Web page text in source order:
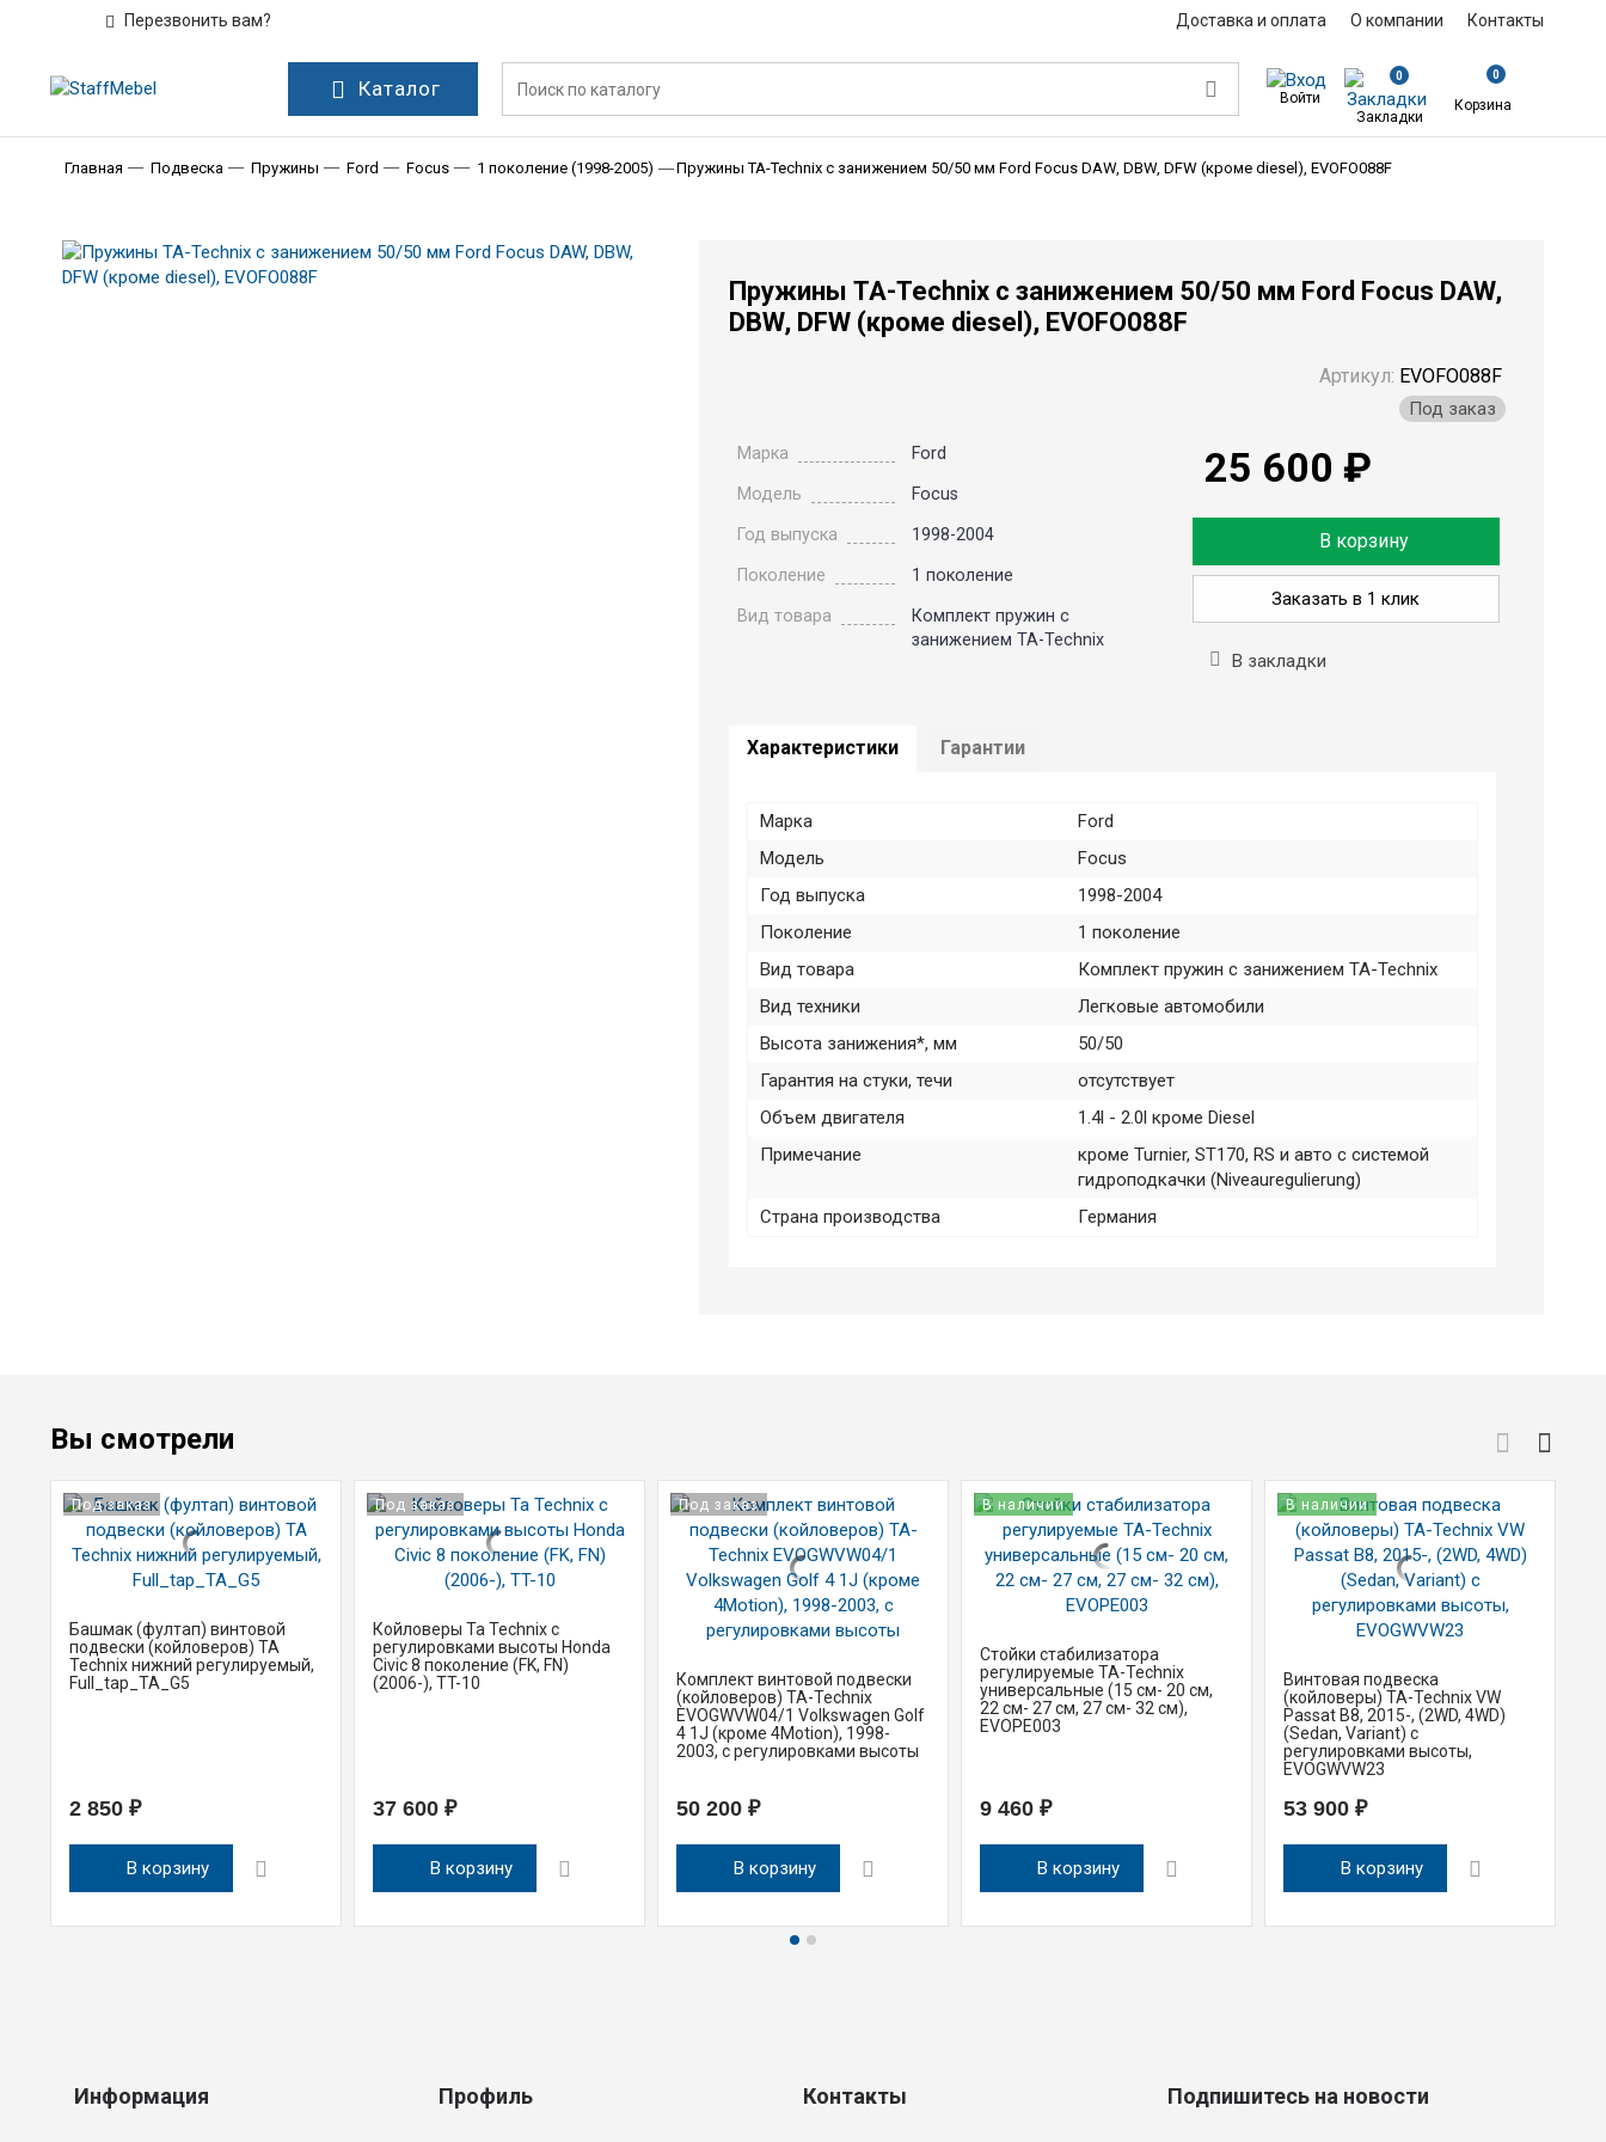
Перезвонить вам? Доставка и оплата О компании Контакты
Каталог Войти
0
Закладки
0
Корзина
Главная Подвеска Пружины Ford Focus 1 поколение (1998-2005) Пружины TA-Technix с занижением 50/50 мм Ford Focus DAW, DBW, DFW (кроме diesel), EVOFO088F
Пружины TA-Technix с занижением 50/50 мм Ford Focus DAW,
DBW, DFW (кроме diesel), EVOFO088F
Марка
Ford
Модель
Focus
Год выпуска
1998-2004
Поколение
1 поколение
Вид товара
Комплект пружин с
занижением TA-Technix
Артикул: EVOFO088F
Под заказ
25 600 ₽
В корзину
Заказать в 1 клик
В закладки
Характеристики Гарантии
Марка
Ford
Модель
Focus
Год выпуска
1998-2004
Поколение
1 поколение
Вид товара
Комплект пружин с занижением TA-Technix
Вид техники
Легковые автомобили
Высота занижения*, мм
50/50
Гарантия на стуки, течи
отсутствует
Объем двигателя
1.4l - 2.0l кроме Diesel
Примечание
кроме Turnier, ST170, RS и авто с системой
гидроподкачки (Niveauregulierung)
Страна производства
Германия
Вы смотрели
Под заказ
Башмак (фултап) винтовой
подвески (койловеров) TA
Technix нижний регулируемый,
Full_tap_TA_G5
2 850 ₽
В корзину
Под заказ
Койловеры Ta Technix с
регулировками высоты Honda
Civic 8 поколение (FK, FN)
(2006-), TT-10
37 600 ₽
В корзину
Под заказ
Комплект винтовой подвески
(койловеров) TA-Technix
EVOGWVW04/1 Volkswagen Golf
4 1J (кроме 4Motion), 1998-
2003, с регулировками высоты
50 200 ₽
В корзину
В наличии
Стойки стабилизатора
регулируемые TA-Technix
универсальные (15 см- 20 см,
22 см- 27 см, 27 см- 32 см),
EVOPE003
9 460 ₽
В корзину
В наличии
Винтовая подвеска
(койловеры) TA-Technix VW
Passat B8, 2015-, (2WD, 4WD)
(Sedan, Variant) с
регулировками высоты,
EVOGWVW23
53 900 ₽
В корзину
Информация Профиль Контакты Подпишитесь на новости